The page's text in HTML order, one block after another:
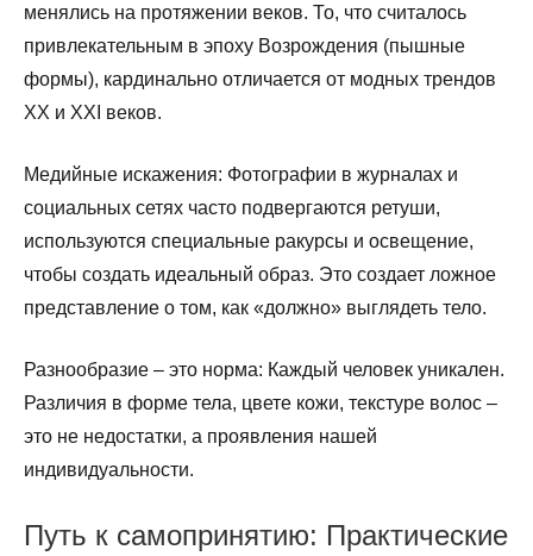
менялись на протяжении веков. То, что считалось
привлекательным в эпоху Возрождения (пышные
формы), кардинально отличается от модных трендов
XX и XXI веков.
Медийные искажения: Фотографии в журналах и
социальных сетях часто подвергаются ретуши,
используются специальные ракурсы и освещение,
чтобы создать идеальный образ. Это создает ложное
представление о том, как «должно» выглядеть тело.
Разнообразие – это норма: Каждый человек уникален.
Различия в форме тела, цвете кожи, текстуре волос –
это не недостатки, а проявления нашей
индивидуальности.
Путь к самопринятию: Практические